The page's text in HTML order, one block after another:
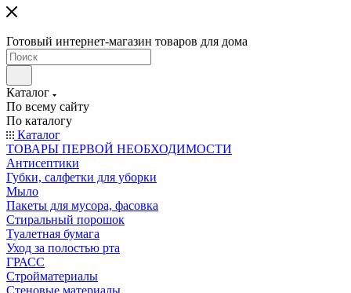
Готовый интернет-магазин товаров для дома
Каталог
По всему сайту
По каталогу
Каталог
ТОВАРЫ ПЕРВОЙ НЕОБХОДИМОСТИ
Антисептики
Губки, салфетки для уборки
Мыло
Пакеты для мусора, фасовка
Стиральный порошок
Туалетная бумага
Уход за полостью рта
ГРАСС
Стройматериалы
Стеновые материалы